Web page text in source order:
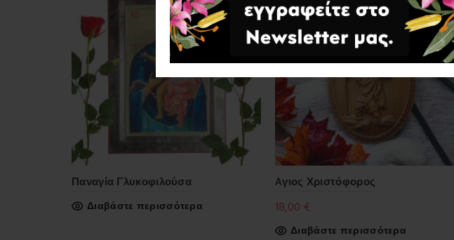
Παναγία Γλυκοφιλούσα
Διαβάστε περισσότερα
Aγιος Χριστόφορος
18,00 €
Διαβάστε περισσότερα